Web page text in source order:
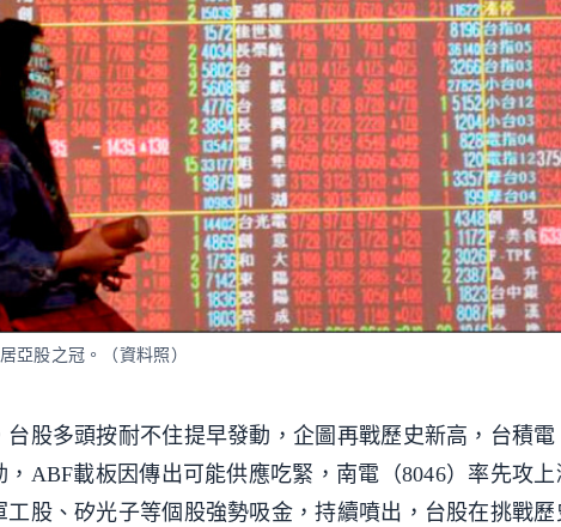
亞股之冠。（資料照）
股多頭按耐不住提早發動，企圖再戰歷史新高，台積電
ABF載板因傳出可能供應吃緊，南電（8046）率先攻
股、矽光子等個股強勢吸金，持續噴出，台股在挑戰